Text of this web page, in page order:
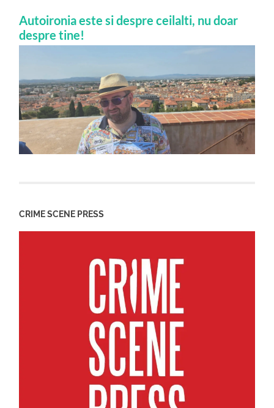
Autoironia este si despre ceilalti, nu doar
despre tine!
CRIME SCENE PRESS